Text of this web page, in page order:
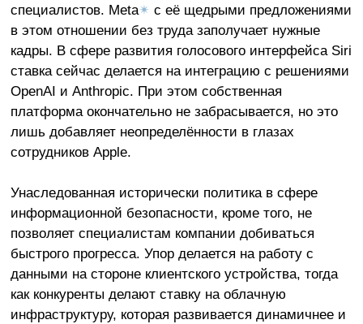
специалистов. Meta✴ с её щедрыми предложениями
в этом отношении без труда заполучает нужные
кадры. В сфере развития голосового интерфейса Siri
ставка сейчас делается на интеграцию с решениями
OpenAI и Anthropic. При этом собственная
платформа окончательно не забрасывается, но это
лишь добавляет неопределённости в глазах
сотрудников Apple.
Унаследованная исторически политика в сфере
информационной безопасности, кроме того, не
позволяет специалистам компании добиваться
быстрого прогресса. Упор делается на работу с
данными на стороне клиентского устройства, тогда
как конкуренты делают ставку на облачную
инфраструктуру, которая развивается динамичнее и